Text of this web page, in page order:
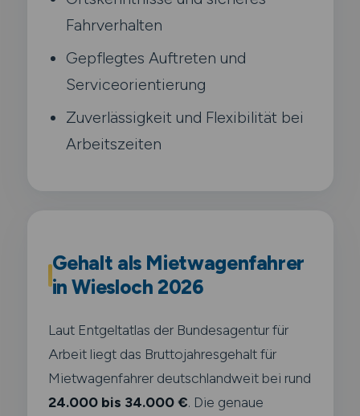
Fahrverhalten
Gepflegtes Auftreten und
Serviceorientierung
Zuverlässigkeit und Flexibilität bei
Arbeitszeiten
Gehalt als Mietwagenfahrer
in Wiesloch 2026
Laut Entgeltatlas der Bundesagentur für
Arbeit liegt das Bruttojahresgehalt für
Mietwagenfahrer deutschlandweit bei rund
24.000 bis 34.000 €. Die genaue